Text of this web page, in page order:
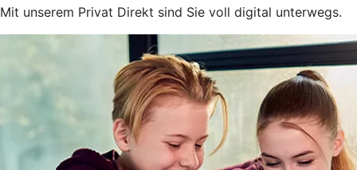
Mit unserem Privat Direkt sind Sie voll digital unterwegs.